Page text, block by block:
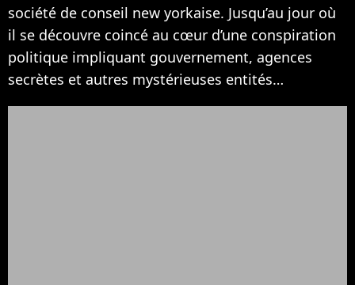
société de conseil new yorkaise. Jusqu’au jour où
il se découvre coincé au cœur d’une conspiration
politique impliquant gouvernement, agences
secrètes et autres mystérieuses entités…